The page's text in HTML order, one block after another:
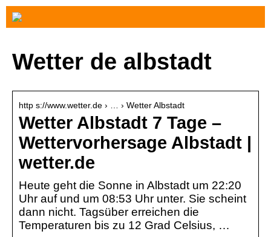
Wetter de albstadt
http s://www.wetter.de › … › Wetter Albstadt
Wetter Albstadt 7 Tage –
Wettervorhersage Albstadt |
wetter.de
Heute geht die Sonne in Albstadt um 22:20
Uhr auf und um 08:53 Uhr unter. Sie scheint
dann nicht. Tagsüber erreichen die
Temperaturen bis zu 12 Grad Celsius, …